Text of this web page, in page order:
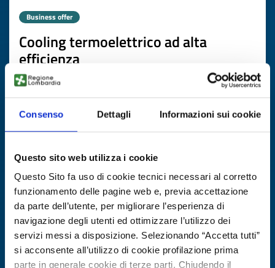
Consenso Dettagli Informazioni sui cookie
Questo sito web utilizza i cookie
Questo Sito fa uso di cookie tecnici necessari al corretto
funzionamento delle pagine web e, previa accettazione
da parte dell’utente, per migliorare l’esperienza di
navigazione degli utenti ed ottimizzare l’utilizzo dei
servizi messi a disposizione. Selezionando “Accetta tutti”
si acconsente all’utilizzo di cookie profilazione prima
parte in generale cookie di terze parti. Chiudendo il
Business offer
Cooling termoelettrico ad alta
efficienza
ID: BOMT20250813013
DISCOVER MORE →
Expires on03 febbraio 2027